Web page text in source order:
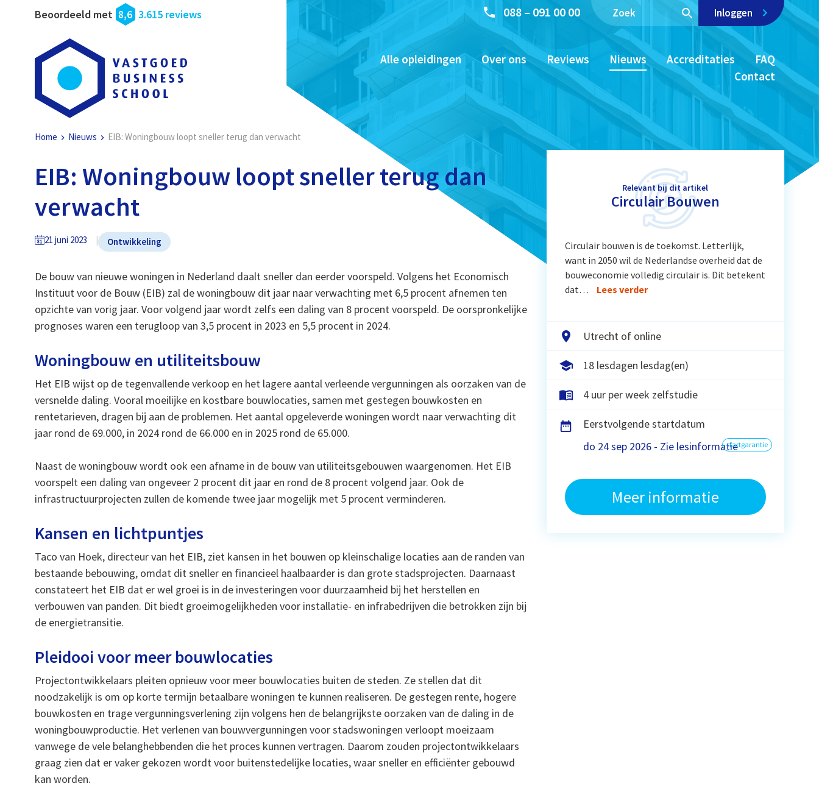
Beoordeeld met 8,6 3.615 reviews 088 – 091 00 00 Inloggen
Alle opleidingen Over ons Reviews Nieuws Accreditaties
FAQ
Contact
Home Nieuws EIB: Woningbouw loopt sneller terug dan verwacht
EIB: Woningbouw loopt sneller terug dan
verwacht
21 juni 2023 Ontwikkeling
De bouw van nieuwe woningen in Nederland daalt sneller dan eerder voorspeld. Volgens het Economisch
Instituut voor de Bouw (EIB) zal de woningbouw dit jaar naar verwachting met 6,5 procent afnemen ten
opzichte van vorig jaar. Voor volgend jaar wordt zelfs een daling van 8 procent voorspeld. De oorspronkelijke
prognoses waren een terugloop van 3,5 procent in 2023 en 5,5 procent in 2024.
Woningbouw en utiliteitsbouw
Het EIB wijst op de tegenvallende verkoop en het lagere aantal verleende vergunningen als oorzaken van de
versnelde daling. Vooral moeilijke en kostbare bouwlocaties, samen met gestegen bouwkosten en
rentetarieven, dragen bij aan de problemen. Het aantal opgeleverde woningen wordt naar verwachting dit
jaar rond de 69.000, in 2024 rond de 66.000 en in 2025 rond de 65.000.
Naast de woningbouw wordt ook een afname in de bouw van utiliteitsgebouwen waargenomen. Het EIB
voorspelt een daling van ongeveer 2 procent dit jaar en rond de 8 procent volgend jaar. Ook de
infrastructuurprojecten zullen de komende twee jaar mogelijk met 5 procent verminderen.
Kansen en lichtpuntjes
Taco van Hoek, directeur van het EIB, ziet kansen in het bouwen op kleinschalige locaties aan de randen van
bestaande bebouwing, omdat dit sneller en financieel haalbaarder is dan grote stadsprojecten. Daarnaast
constateert het EIB dat er wel groei is in de investeringen voor duurzaamheid bij het herstellen en
verbouwen van panden. Dit biedt groeimogelijkheden voor installatie- en infrabedrijven die betrokken zijn bij
de energietransitie.
Pleidooi voor meer bouwlocaties
Projectontwikkelaars pleiten opnieuw voor meer bouwlocaties buiten de steden. Ze stellen dat dit
noodzakelijk is om op korte termijn betaalbare woningen te kunnen realiseren. De gestegen rente, hogere
bouwkosten en trage vergunningsverlening zijn volgens hen de belangrijkste oorzaken van de daling in de
woningbouwproductie. Het verlenen van bouwvergunningen voor stadswoningen verloopt moeizaam
vanwege de vele belanghebbenden die het proces kunnen vertragen. Daarom zouden projectontwikkelaars
graag zien dat er vaker gekozen wordt voor buitenstedelijke locaties, waar sneller en efficiënter gebouwd
kan worden.
Relevant bij dit artikel
Circulair Bouwen
Circulair bouwen is de toekomst. Letterlijk,
want in 2050 wil de Nederlandse overheid dat de
bouweconomie volledig circulair is. Dit betekent
dat…
Lees verder
Utrecht of online
18 lesdagen lesdag(en)
4 uur per week zelfstudie
Eerstvolgende startdatum
do 24 sep 2026 - Zie lesinformatiestartgarantie
Meer informatie